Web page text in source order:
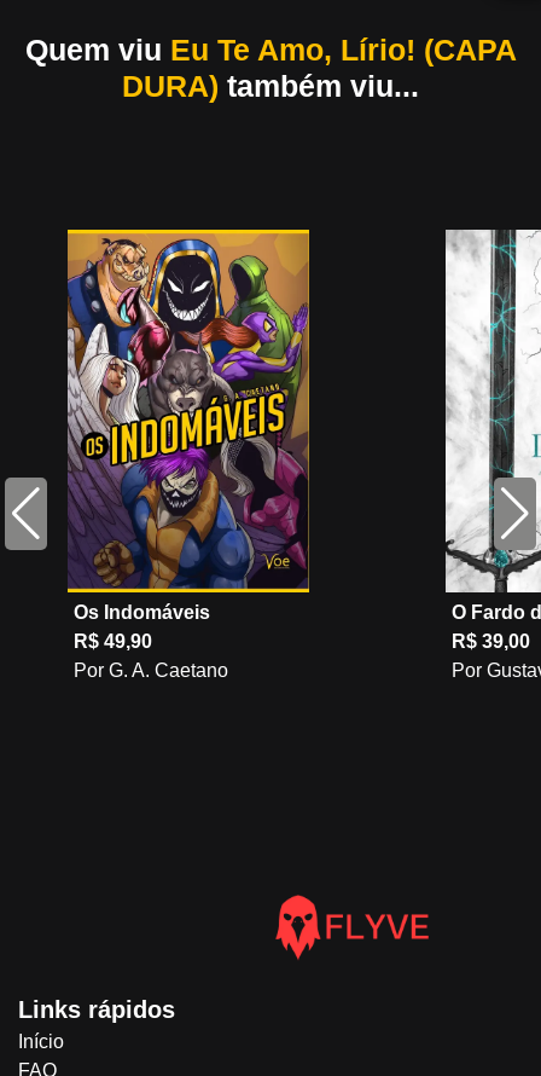
Quem viu Eu Te Amo, Lírio! (CAPA
DURA) também viu...
Os Indomáveis
R$ 49,90
Por G. A. Caetano
O Fardo
R$ 39,00
Por
Links rápidos
Início
FAQ